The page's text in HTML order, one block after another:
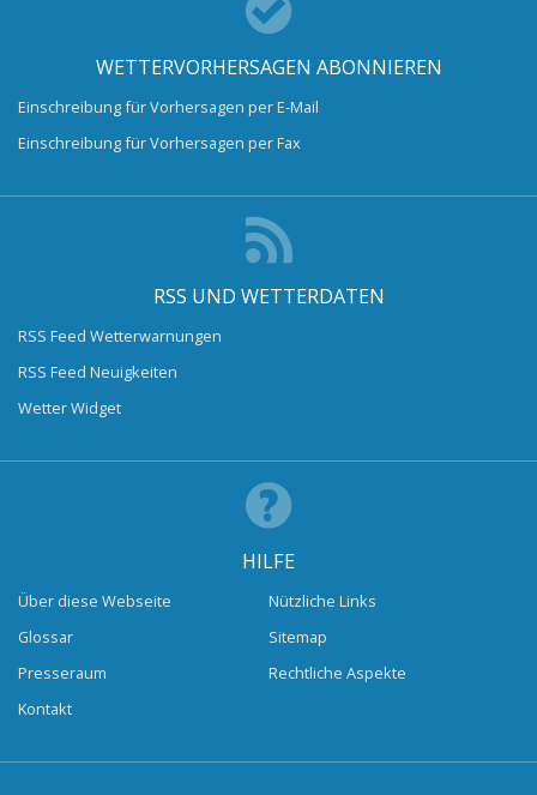
WETTERVORHERSAGEN ABONNIEREN
Einschreibung für Vorhersagen per E-Mail
Einschreibung für Vorhersagen per Fax
RSS UND WETTERDATEN
RSS Feed Wetterwarnungen
RSS Feed Neuigkeiten
Wetter Widget
HILFE
Über diese Webseite
Glossar
Presseraum
Kontakt
Nützliche Links
Sitemap
Rechtliche Aspekte